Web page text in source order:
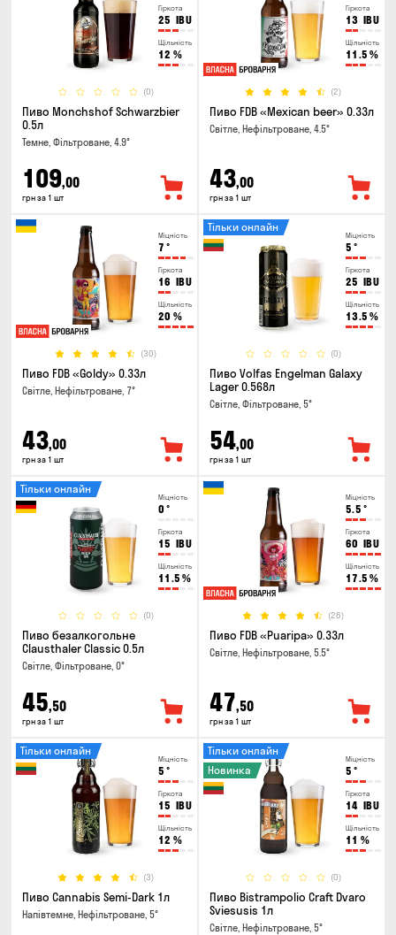
Гіркота
25 IBU
Щільність
12 %
(0)
Пиво Monchshof Schwarzbier
0.5л
Темне, Фільтроване, 4.9°
109,00
грн за 1 шт
Гіркота
13 IBU
Щільність
11.5 %
(2)
Пиво FDB «Mexican beer» 0.33л
Світле, Нефільтроване, 4.5°
43,00
грн за 1 шт
Міцність
7 °
Гіркота
16 IBU
Щільність
20 %
(30)
Пиво FDB «Goldy» 0.33л
Світле, Нефільтроване, 7°
43,00
грн за 1 шт
Міцність
5 °
Гіркота
25 IBU
Щільність
13.5 %
(0)
Тільки онлайн
Пиво Volfas Engelman Galaxy
Lager 0.568л
Світле, Фільтроване, 5°
54,00
грн за 1 шт
Міцність
0 °
Гіркота
15 IBU
Щільність
11.5 %
(0)
Тільки онлайн
Пиво безалкогольне
Clausthaler Classic 0.5л
Світле, Фільтроване, 0°
45,50
грн за 1 шт
Міцність
5.5 °
Гіркота
60 IBU
Щільність
17.5 %
(26)
Пиво FDB «Puaripa» 0.33л
Світле, Нефільтроване, 5.5°
47,50
грн за 1 шт
Міцність
5 °
Гіркота
15 IBU
Щільність
12 %
(3)
Тільки онлайн
Пиво Cannabis Semi-Dark 1л
Напівтемне, Нефільтроване, 5°
Міцність
5 °
Гіркота
14 IBU
Щільність
11 %
(0)
Тільки онлайн
Новинка
Пиво Bistrampolio Craft Dvaro
Sviesusis 1л
Світле, Нефільтроване, 5°